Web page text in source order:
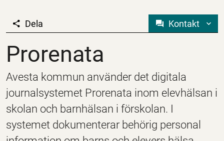
Prorenata
Dela Kontakt
Prorenata
Avesta kommun använder det digitala
journalsystemet Prorenata inom elevhälsan i
skolan och barnhälsan i förskolan. I
systemet dokumenterar behörig personal